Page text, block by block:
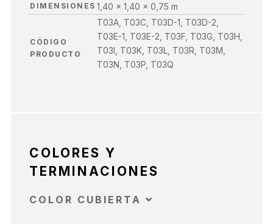
DIMENSIONES 1,40 × 1,40 × 0,75 m
CÓDIGO
PRODUCTO
T03A, T03C, T03D-1, T03D-2,
T03E-1, T03E-2, T03F, T03G, T03H,
T03I, T03K, T03L, T03R, T03M,
T03N, T03P, T03Q
COLORES Y
TERMINACIONES
COLOR CUBIERTA